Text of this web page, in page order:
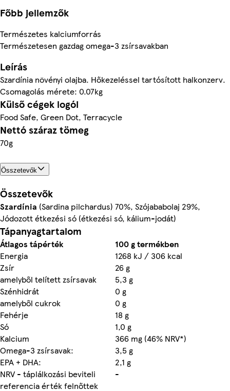
Főbb jellemzők
Természetes kalciumforrás
Természetesen gazdag omega-3 zsírsavakban
Leírás
Szardínia növényi olajba. Hőkezeléssel tartósított halkonzerv.
Csomagolás mérete: 0.07kg
Külső cégek logói
Food Safe, Green Dot, Terracycle
Nettó száraz tömeg
70g
Összetevők
Összetevők
Szardínia (Sardina pilchardus) 70%, Szójababolaj 29%,
Jódozott étkezési só (étkezési só, kálium-jodát)
Tápanyagtartalom
Átlagos tápérték
100 g termékben
Energia
1268 kJ / 306 kcal
Zsír
26 g
amelyből telített zsírsavak
5,3 g
Szénhidrát
0 g
amelyből cukrok
0 g
Fehérje
18 g
Só
1,0 g
Kalcium
366 mg (46% NRV*)
Omega-3 zsírsavak:
3,5 g
EPA + DHA:
2,1 g
NRV - táplálkozási beviteli
referencia érték felnőttek
-